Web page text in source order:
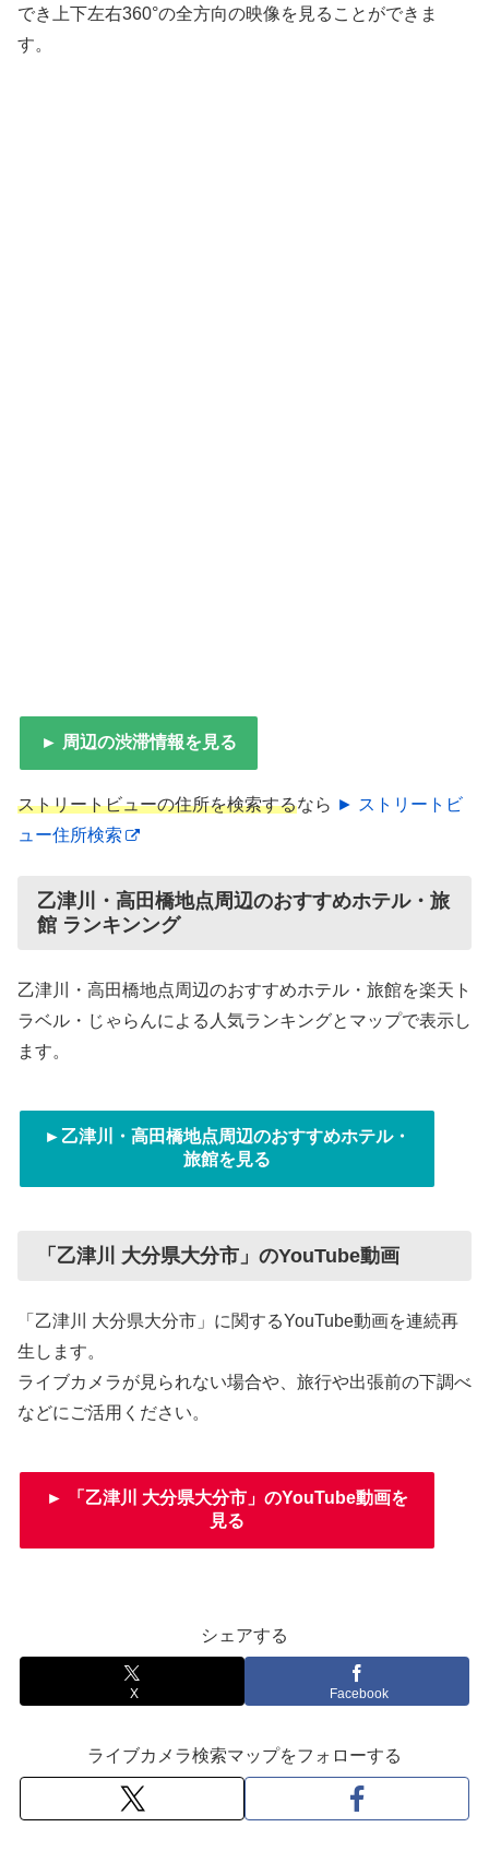
でき上下左右360°の全方向の映像を見ることができま
す。
► 周辺の渋滞情報を見る
ストリートビューの住所を検索するなら ► ストリートビ
ュー住所検索
乙津川・高田橋地点周辺のおすすめホテル・旅
館 ランキンング
乙津川・高田橋地点周辺のおすすめホテル・旅館を楽天ト
ラベル・じゃらんによる人気ランキングとマップで表示し
ます。
►乙津川・高田橋地点周辺のおすすめホテル・
旅館を見る
「乙津川 大分県大分市」のYouTube動画
「乙津川 大分県大分市」に関するYouTube動画を連続再
生します。
ライブカメラが見られない場合や、旅行や出張前の下調べ
などにご活用ください。
► 「乙津川 大分県大分市」のYouTube動画を
見る
シェアする
X Facebook
ライブカメラ検索マップをフォローする